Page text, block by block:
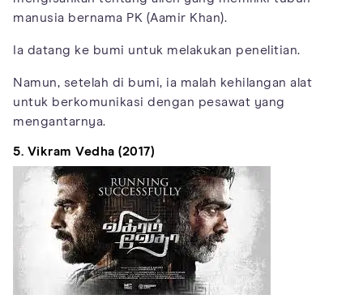
manusia bernama PK (Aamir Khan).
Ia datang ke bumi untuk melakukan penelitian.
Namun, setelah di bumi, ia malah kehilangan alat
untuk berkomunikasi dengan pesawat yang
mengantarnya.
5. Vikram Vedha (2017)